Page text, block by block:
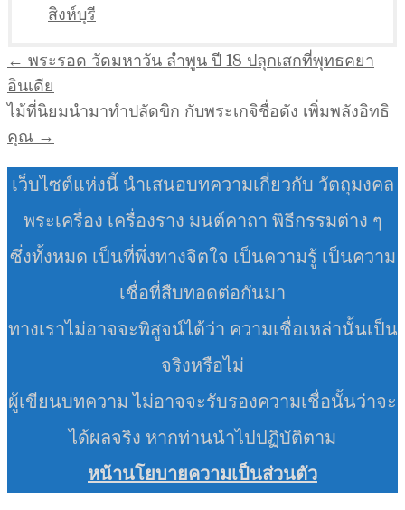
สิงห์บุรี
แนะแนว
เรื่อง
← พระรอด วัดมหาวัน ลำพูน ปี 18 ปลุกเสกที่พุทธคยา
อินเดีย
ไม้ที่นิยมนำมาทำปลัดขิก กับพระเกจิชื่อดัง เพิ่มพลังอิทธิ
คุณ →
เว็บไซต์แห่งนี้ นำเสนอบทความเกี่ยวกับ วัตถุมงคล
พระเครื่อง เครื่องราง มนต์คาถา พิธีกรรมต่าง ๆ
ซึ่งทั้งหมด เป็นที่พึ่งทางจิตใจ เป็นความรู้ เป็นความ
เชื่อที่สืบทอดต่อกันมา
ทางเราไม่อาจจะพิสูจน์ได้ว่า ความเชื่อเหล่านั้นเป็น
จริงหรือไม่
ผู้เขียนบทความ ไม่อาจจะรับรองความเชื่อนั้นว่าจะ
ได้ผลจริง หากท่านนำไปปฏิบัติตาม
หน้านโยบายความเป็นส่วนตัว